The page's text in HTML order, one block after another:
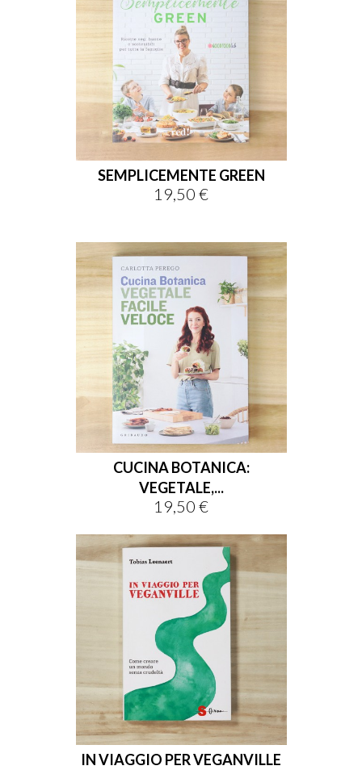
SEMPLICEMENTE GREEN
Prezzo
19,50 €
CUCINA BOTANICA:
VEGETALE,...
Prezzo
19,50 €
IN VIAGGIO PER VEGANVILLE